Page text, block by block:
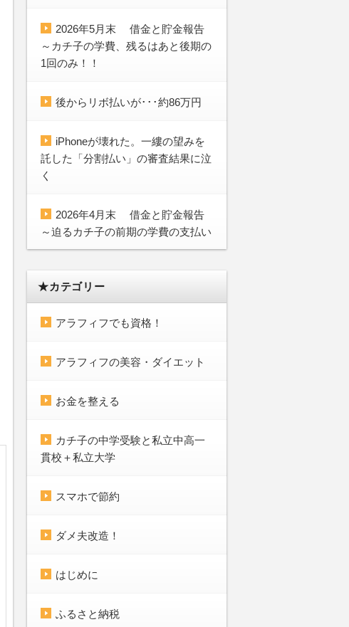
2026年5月末 借金と貯金報告
～カチ子の学費、残るはあと後期の
1回のみ！！
後からリボ払いが･･･約86万円
iPhoneが壊れた。一縷の望みを
託した「分割払い」の審査結果に泣
く
2026年4月末 借金と貯金報告
～迫るカチ子の前期の学費の支払い
★カテゴリー
アラフィフでも資格！
アラフィフの美容・ダイエット
お金を整える
カチ子の中学受験と私立中高一
貫校＋私立大学
スマホで節約
ダメ夫改造！
はじめに
ふるさと納税